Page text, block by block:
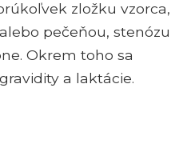
zložku vzorca,
pečeňou, stenózu
Okrem toho sa
a laktácie.